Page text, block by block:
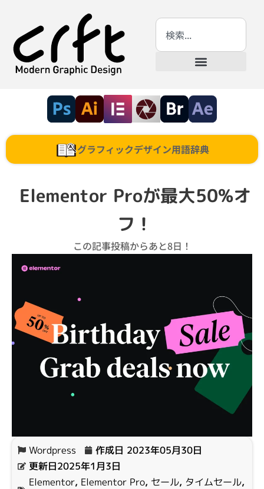
グラフィックデザイン用語辞典
Elementor Proが最大50%オ
フ！
この記事投稿からあと8日！
Wordpress 作成日 2023年05月30日
更新日2025年1月3日
Elementor, Elementor Pro, セール, タイムセール,